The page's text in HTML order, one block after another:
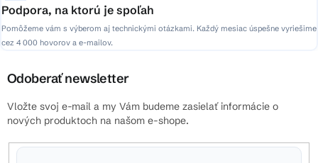
Podpora, na ktorú je spoľah
Pomôžeme vám s výberom aj technickými otázkami. Každý mesiac úspešne vyriešime
cez 4 000 hovorov a e-mailov.
Odoberať newsletter
Vložte svoj e-mail a my Vám budeme zasielať informácie o
nových produktoch na našom e-shope.